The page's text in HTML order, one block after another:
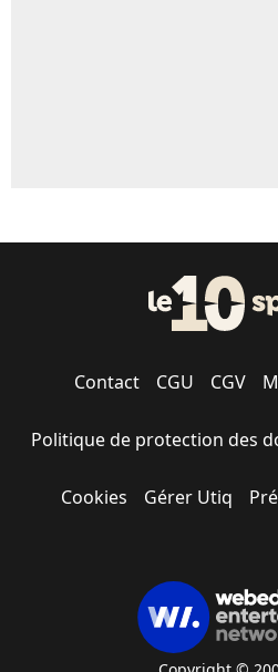
Contact CGU CGV
Politique de protection des
Cookies Gérer Utiq